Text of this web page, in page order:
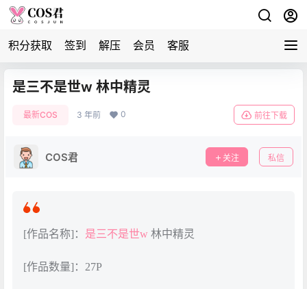
积分获取 签到 解压 会员 客服
是三不是世w 林中精灵
最新COS 3 年前 0 前往下载
COS君 关注 私信
[作品名称]： 是三不是世w 林中精灵
[作品数量]：27P